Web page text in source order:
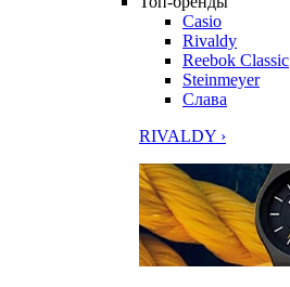
Casio
Rivaldy
Reebok Classic
Steinmeyer
Слава
RIVALDY ›